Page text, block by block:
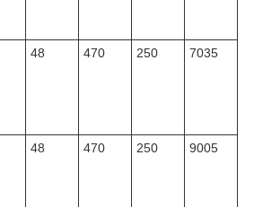
48 470 250 7035
48 470 250 9005